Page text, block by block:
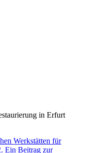
in Erfurt